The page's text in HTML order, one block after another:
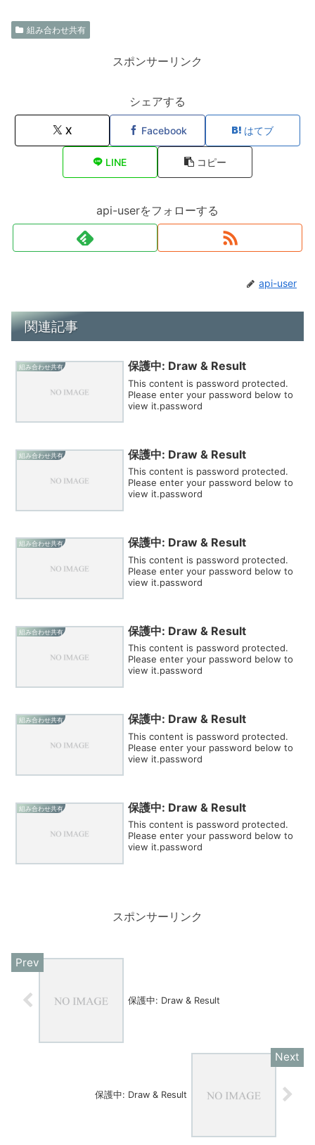
組み合わせ共有
スポンサーリンク
シェアする
X Facebook はてブ
LINE コピー
api-userをフォローする
api-user
関連記事
組み合わせ共有 保護中: Draw & Result
This content is password protected.
Please enter your password below to
view it.password
組み合わせ共有 保護中: Draw & Result
This content is password protected.
Please enter your password below to
view it.password
組み合わせ共有 保護中: Draw & Result
This content is password protected.
Please enter your password below to
view it.password
組み合わせ共有 保護中: Draw & Result
This content is password protected.
Please enter your password below to
view it.password
組み合わせ共有 保護中: Draw & Result
This content is password protected.
Please enter your password below to
view it.password
組み合わせ共有 保護中: Draw & Result
This content is password protected.
Please enter your password below to
view it.password
スポンサーリンク
保護中: Draw & Result
保護中: Draw & Result